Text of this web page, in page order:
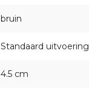
bruin
Standaard uitvoering
4.5 cm